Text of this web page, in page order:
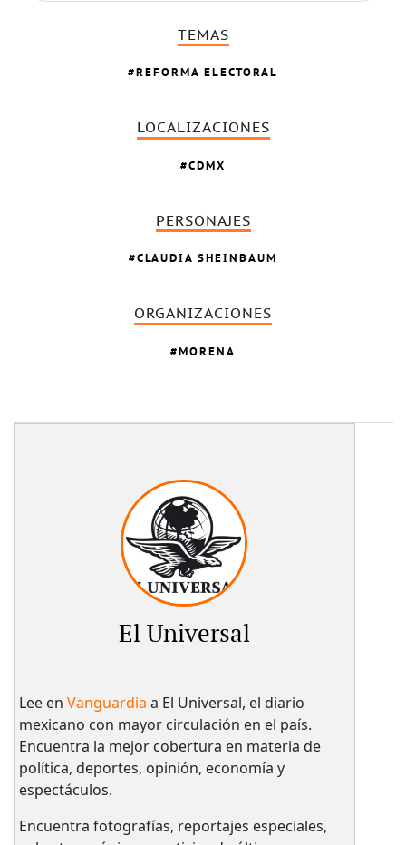
TEMAS
REFORMA ELECTORAL
LOCALIZACIONES
CDMX
PERSONAJES
CLAUDIA SHEINBAUM
ORGANIZACIONES
MORENA
El Universal
Lee en Vanguardia a El Universal, el diario
mexicano con mayor circulación en el país.​
Encuentra la mejor cobertura en materia de
política, deportes, opinión, economía y
espectáculos.
Encuentra fotografías, reportajes especiales,